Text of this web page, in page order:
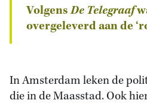
VolgensDe Telegraaf
overgeleverd aan de
In Amsterdam leken de
die in de Maasstad. Ook